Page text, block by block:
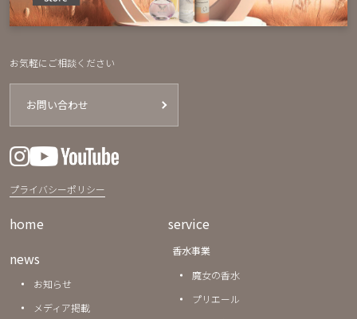
お気軽にご相談ください
お問い合わせ
プライバシーポリシー
home
news
お知らせ
メディア掲載
service
香水事業
魔女の香水
プリエール